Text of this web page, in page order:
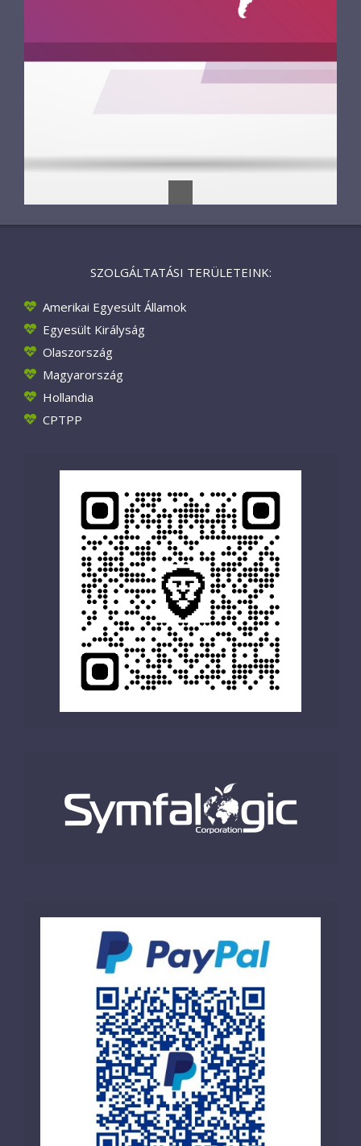
SZOLGÁLTATÁSI TERÜLETEINK:
Amerikai Egyesült Államok
Egyesült Királyság
Olaszország
Magyarország
Hollandia
CPTPP